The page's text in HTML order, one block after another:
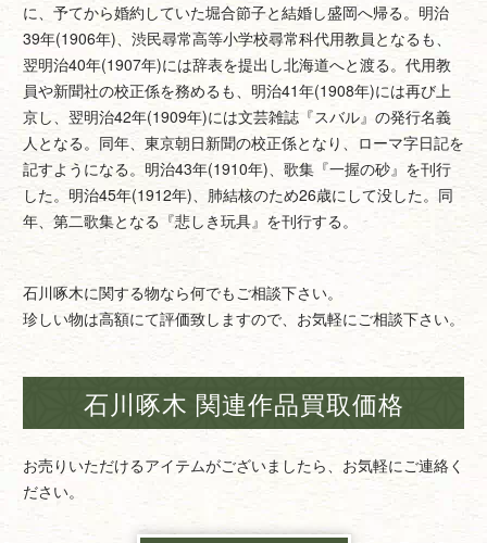
に、予てから婚約していた堀合節子と結婚し盛岡へ帰る。明治
39年(1906年)、渋民尋常高等小学校尋常科代用教員となるも、
翌明治40年(1907年)には辞表を提出し北海道へと渡る。代用教
員や新聞社の校正係を務めるも、明治41年(1908年)には再び上
京し、翌明治42年(1909年)には文芸雑誌『スバル』の発行名義
人となる。同年、東京朝日新聞の校正係となり、ローマ字日記を
記すようになる。明治43年(1910年)、歌集『一握の砂』を刊行
した。明治45年(1912年)、肺結核のため26歳にして没した。同
年、第二歌集となる『悲しき玩具』を刊行する。
石川啄木に関する物なら何でもご相談下さい。
珍しい物は高額にて評価致しますので、お気軽にご相談下さい。
石川啄木 関連作品買取価格
お売りいただけるアイテムがございましたら、お気軽にご連絡く
ださい。